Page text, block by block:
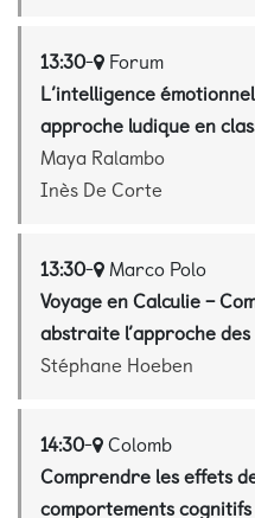
13:30- Forum
L’intelligence
approche ludique en
Maya Ralambo
Inès De Corte
13:30- Marco Polo
Voyage en Calculie –
abstraite l’approche
Stéphane Hoeben
14:30- Colomb
Comprendre les effets
comportements